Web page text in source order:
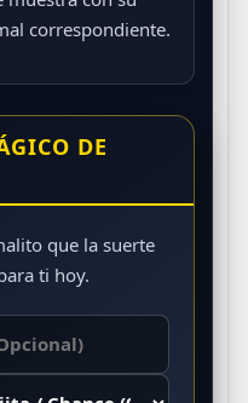
correspondiente.
DE
que la suerte
ti hoy.